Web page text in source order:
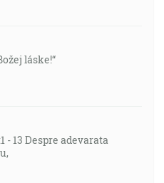
láske!“
- 13 Despre adevarata